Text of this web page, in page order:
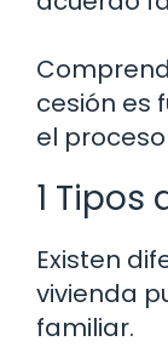
cesión es
el
1 Tipos
Existen
vivienda
familiar.